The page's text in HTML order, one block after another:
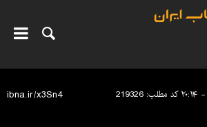
کد مطلب: 219326